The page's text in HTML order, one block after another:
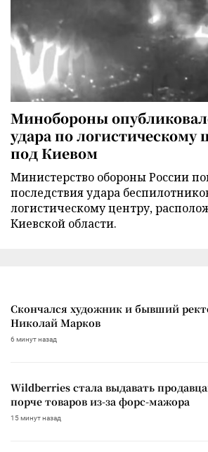
Минобороны
удара по логистическому
под Киевом
Министерство обороны России
последствия удара
логистическому центру,
Киевской области.
Скончался художник и бывший
Николай Марков
6 минут назад
Wildberries стала выдавать
порче товаров из-за форс-мажора
15 минут назад